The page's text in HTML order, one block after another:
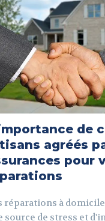
de
agréés
pour
réparations à
source de stress et